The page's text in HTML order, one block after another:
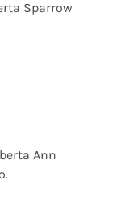
Sparrow
Ann